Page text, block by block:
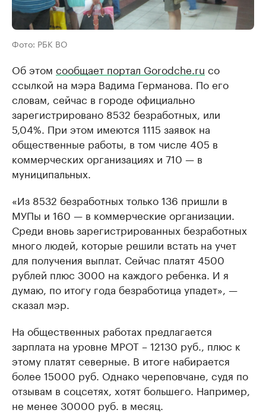
Фото: РБК ВО
Об этом сообщает портал Gorodche.ru со
ссылкой на мэра Вадима Германова. По его
словам, сейчас в городе официально
зарегистрировано 8532 безработных, или
5,04%. При этом имеются 1115 заявок на
общественные работы, в том числе 405 в
коммерческих организациях и 710 — в
муниципальных.
«Из 8532 безработных только 136 пришли в
МУПы и 160 — в коммерческие организации.
Среди вновь зарегистрированных безработных
много людей, которые решили встать на учет
для получения выплат. Сейчас платят 4500
рублей плюс 3000 на каждого ребенка. И я
думаю, по итогу года безработица упадет», —
сказал мэр.
На общественных работах предлагается
зарплата на уровне МРОТ – 12130 руб., плюс к
этому платят северные. В итоге набирается
более 15000 руб. Однако череповчане, судя по
отзывам в соцсетях, хотят большего. Например,
не менее 30000 руб. в месяц.